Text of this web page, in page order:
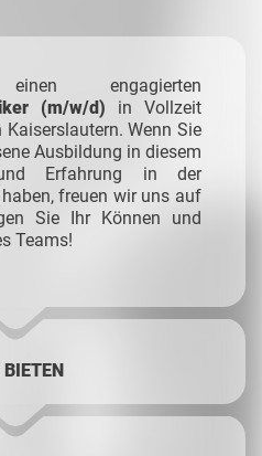
engagierten
(m/w/d) in Vollzeit
Wenn Sie
Ausbildung in diesem
Erfahrung in der
freuen wir uns auf
Sie Ihr Können und
Teams!
BIETEN